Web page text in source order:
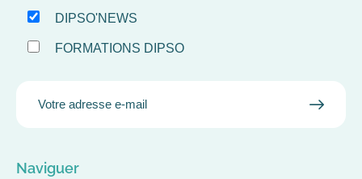
DIPSO'NEWS
FORMATIONS DIPSO
Naviguer